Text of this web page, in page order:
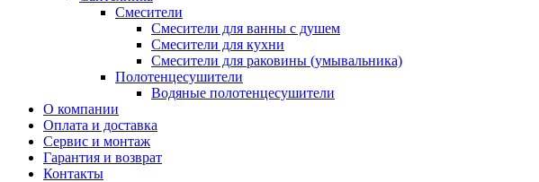
Смесители
Смесители для ванны с душем
Смесители для кухни
Смесители для раковины (умывальника)
Полотенцесушители
Водяные полотенцесушители
О компании
Оплата и доставка
Сервис и монтаж
Гарантия и возврат
Контакты